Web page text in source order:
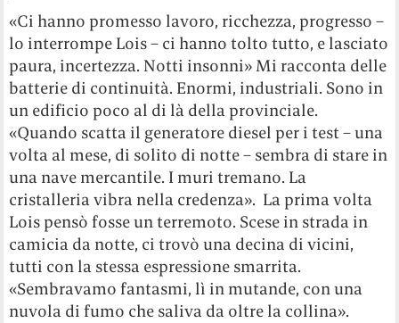
«Ci hanno promesso lavoro, ricchezza, progresso –
lo interrompe Lois – ci hanno tolto tutto, e lasciato
paura, incertezza. Notti insonni» Mi racconta delle
batterie di continuità. Enormi, industriali. Sono in
un edificio poco al di là della provinciale.
«Quando scatta il generatore diesel per i test – una
volta al mese, di solito di notte – sembra di stare in
una nave mercantile. I muri tremano. La
cristalleria vibra nella credenza». La prima volta
Lois pensò fosse un terremoto. Scese in strada in
camicia da notte, ci trovò una decina di vicini,
tutti con la stessa espressione smarrita.
«Sembravamo fantasmi, lì in mutande, con una
nuvola di fumo che saliva da oltre la collina».